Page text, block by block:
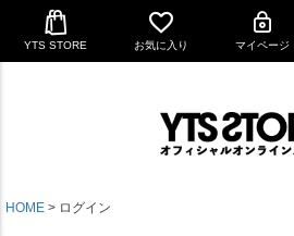
YTS STORE お気に入り マイページ
HOME ログイン